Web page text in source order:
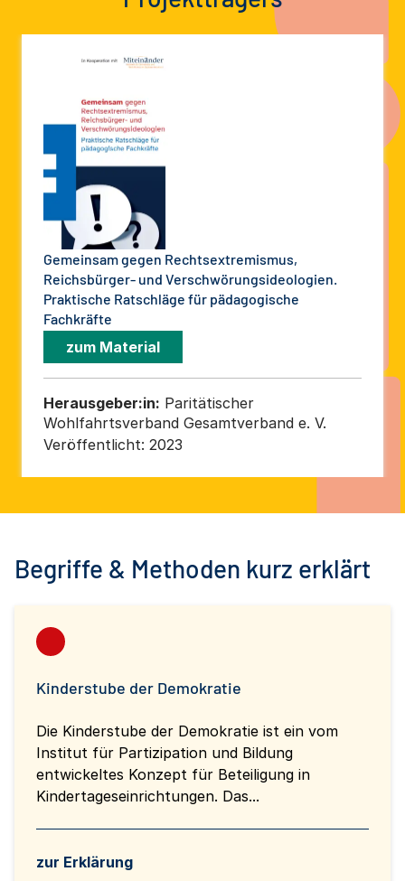
Gemeinsam gegen Rechtsextremismus,
Reichsbürger- und Verschwörungsideologien.
Praktische Ratschläge für pädagogische
Fachkräfte
zum Material
Herausgeber:in: Paritätischer
Wohlfahrtsverband Gesamtverband e. V.
Veröffentlicht: 2023
Begriffe & Methoden kurz erklärt
Kinderstube der Demokratie
Die Kinderstube der Demokratie ist ein vom
Institut für Partizipation und Bildung
entwickeltes Konzept für Beteiligung in
Kindertageseinrichtungen. Das...
zur Erklärung